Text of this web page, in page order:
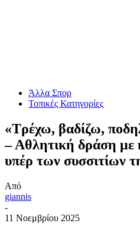
Άλλα Σπορ
Τοπικές Κατηγορίες
«Τρέχω, βαδίζω,
– Αθλητική δράση με
υπέρ των συσσιτίων
Από
giannis
-
11 Νοεμβρίου 2025